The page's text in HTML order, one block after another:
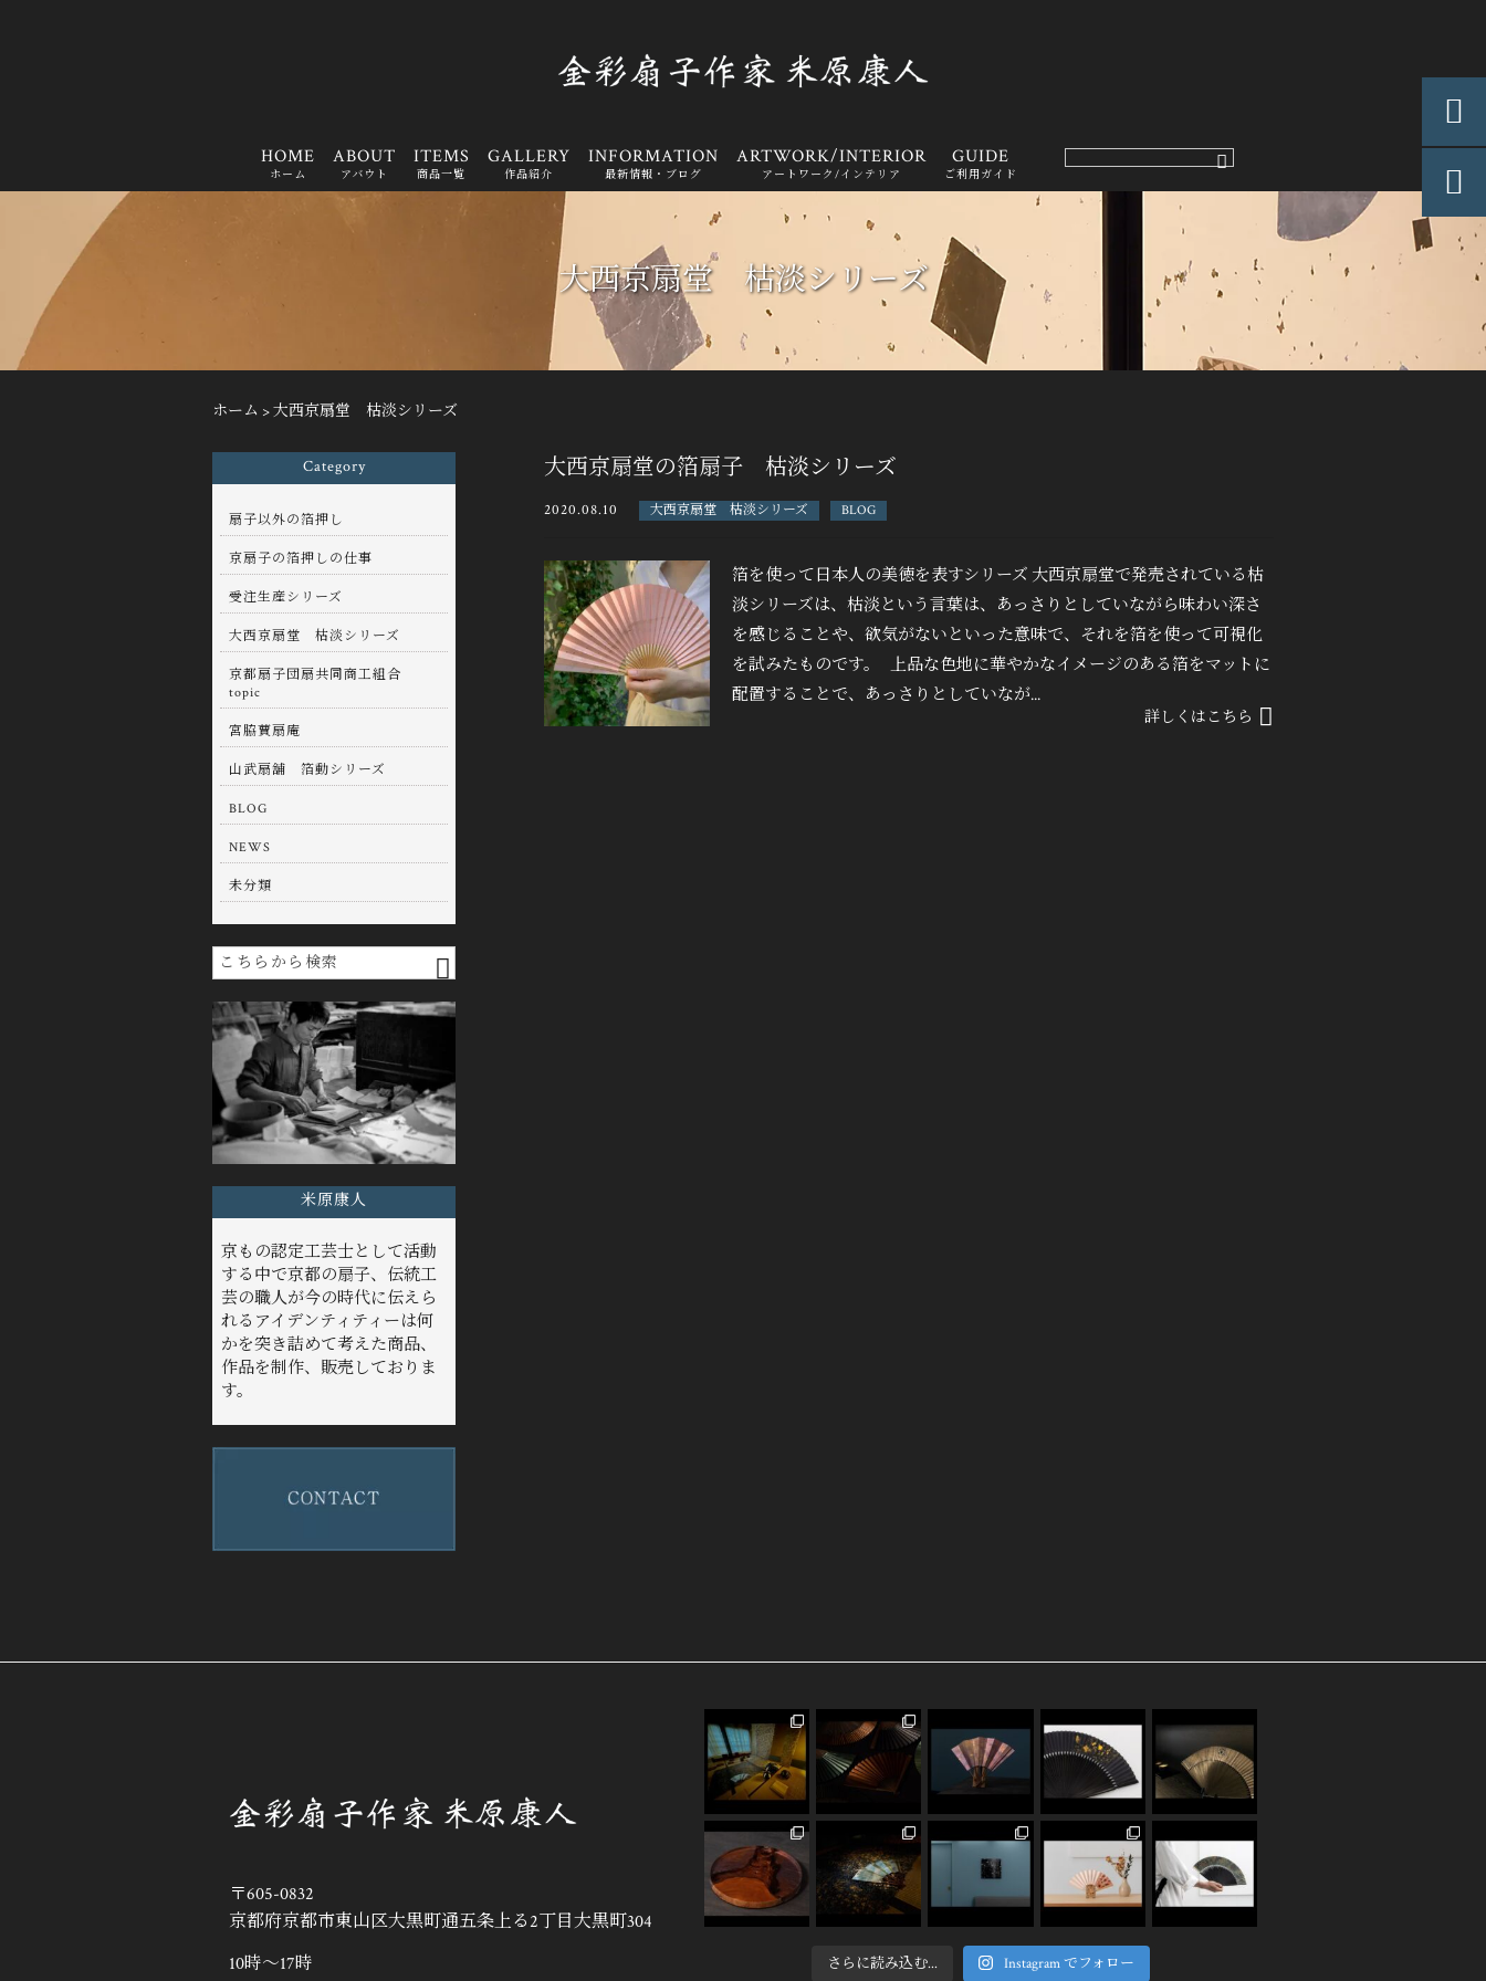
HOME
ホーム
ABOUT
アバウト
ITEMS
商品一覧
GALLERY
作品紹介
INFORMATION
最新情報・ブログ
ARTWORK/INTERIOR
アートワーク/インテリア
GUIDE
ご利用ガイド
大西京扇堂 枯淡シリーズ
ホーム >大西京扇堂 枯淡シリーズ
大西京扇堂の箔扇子 枯淡シリーズ
2020.08.10 大西京扇堂 枯淡シリーズ BLOG
箔を使って日本人の美徳を表すシリーズ 大西京扇堂で発売されている枯
淡シリーズは、枯淡という言葉は、あっさりとしていながら味わい深さ
を感じることや、欲気がないといった意味で、それを箔を使って可視化
を試みたものです。 上品な色地に華やかなイメージのある箔をマットに
配置することで、あっさりとしていなが...
詳しくはこちら
Category
扇子以外の箔押し
京扇子の箔押しの仕事
受注生産シリーズ
大西京扇堂 枯淡シリーズ
京都扇子団扇共同商工組合
topic
宮脇蕒扇庵
山武扇舖 箔動シリーズ
BLOG
NEWS
未分類
米原康人
京もの認定工芸士として活動
する中で京都の扇子、伝統工
芸の職人が今の時代に伝えら
れるアイデンティティーは何
かを突き詰めて考えた商品、
作品を制作、販売しておりま
す。
〒605-0832
京都府京都市東山区大黒町通五条上る2丁目大黒町304
10時～17時
さらに読み込む... Instagram でフォロー

